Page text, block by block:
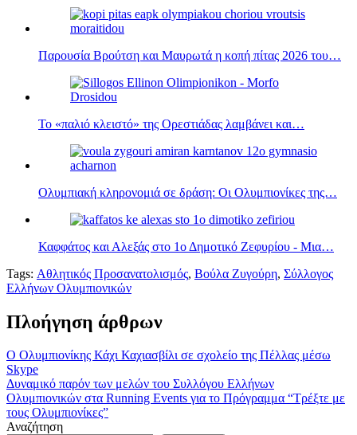
Παρουσία Βρούτση και Μαυρωτά η κοπή πίτας 2026 του…
Το «παλιό κλειστό» της Ορεστιάδας λαμβάνει και…
Ολυμπιακή κληρονομιά σε δράση: Οι Ολυμπιονίκες της…
Καφφάτος και Αλεξάς στο 1ο Δημοτικό Ζεφυρίου - Μια…
Tags: Αθλητικός Προσανατολισμός, Βούλα Ζυγούρη, Σύλλογος
Ελλήνων Ολυμπιονικών
Πλοήγηση άρθρων
Ο Ολυμπιονίκης Κάχι Καχιασβίλι σε σχολείο της Πέλλας μέσω
Skype
Δυναμικό παρόν των μελών του Συλλόγου Ελλήνων
Ολυμπιονικών στα Running Events για το Πρόγραμμα “Τρέξτε με
τους Ολυμπιονίκες”
Αναζήτηση